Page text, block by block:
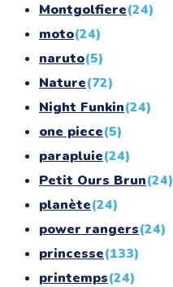
Montgolfiere(24)
moto(24)
naruto(5)
Nature(72)
Night Funkin(24)
one piece(5)
parapluie(24)
Petit Ours Brun(24)
planète(24)
power rangers(24)
princesse(133)
printemps(24)